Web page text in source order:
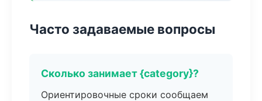
Часто задаваемые вопросы
Сколько занимает {category}?
Ориентировочные сроки сообщаем